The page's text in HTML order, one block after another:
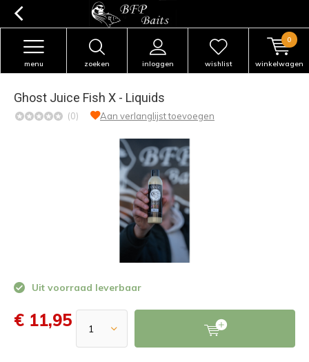
zoeken inloggen
menu wishlist winkelwagen
0
Ghost Juice Fish X - Liquids
(0) Aan verlanglijst toevoegen
Uit voorraad leverbaar
€ 11,95